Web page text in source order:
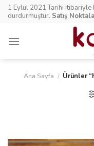
Skip1 Eylül 2021 Tarihi itibariyle
durdurmuştur. Satış
Ana Sayfa / Ürünler